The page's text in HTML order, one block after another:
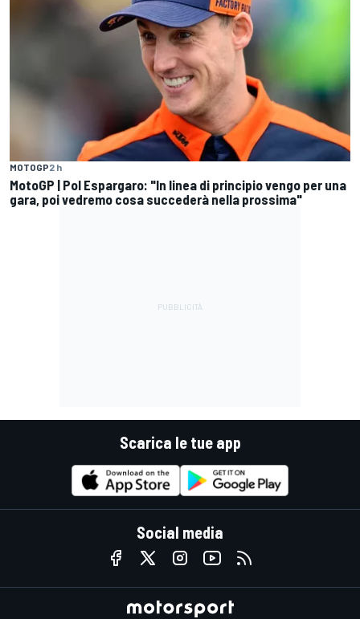
MOTOGP2 h
MotoGP | Pol Espargaro: "In linea di principio vengo per una
gara, poi vedremo cosa succederà nella prossima"
Scarica le tue app
Social media